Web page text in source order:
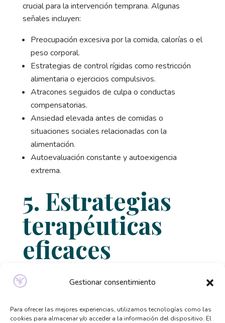
Gestionar consentimiento
Para ofrecer las mejores experiencias, utilizamos tecnologías como las
cookies para almacenar y/o acceder a la información del dispositivo. El
crucial para la intervención temprana. Algunas
señales incluyen:
Preocupación excesiva por la comida, calorías o el
peso corporal.
Estrategias de control rígidas como restricción
alimentaria o ejercicios compulsivos.
Atracones seguidos de culpa o conductas
compensatorias.
Ansiedad elevada antes de comidas o
situaciones sociales relacionadas con la
alimentación.
Autoevaluación constante y autoexigencia
extrema.
5. Estrategias
terapéuticas
eficaces
alimentariosrequiere intervenciones
enfoques incluyen: